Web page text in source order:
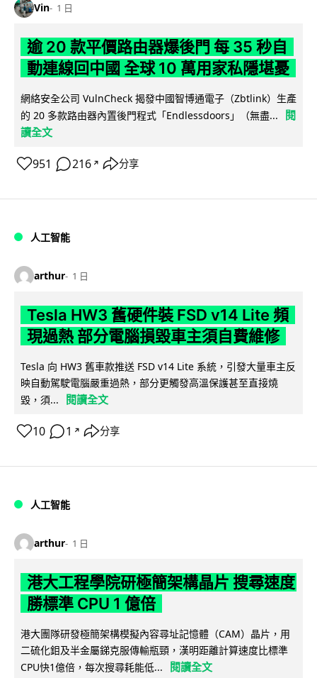
Vin 1 日
逾 20 款平價路由器爆後門 每 35 秒自
動連線回中國 全球 10 萬用家私隱堪憂
網絡安全公司 VulnCheck 揭發中國智博通電子（Zbtlink）生產
的 20 多款路由器內置後門程式「Endlessdoors」（無盡...
閱
讀全文
951 216 ↗ 分享
人工智能
arthur 1 日
Tesla HW3 舊硬件裝 FSD v14 Lite 頻
現過熱 部分電腦損毀車主須自費維修
Tesla 向 HW3 舊車款推送 FSD v14 Lite 系統，引發大量車主反
映自動駕駛電腦嚴重過熱，部分更觸發高溫保護甚至直接燒
毀，須...
閱讀全文
10 1 ↗ 分享
人工智能
arthur 1 日
港大工程學院研極簡架構晶片 搜尋速度
勝標準 CPU 1 億倍
港大團隊研發極簡架構模擬內容尋址記憶體（CAM）晶片，用
二硫化鉬及半金屬銻克服傳輸瓶頸，漢明距離計算速度比標準
CPU快1億倍，每次搜尋耗能低...
閱讀全文